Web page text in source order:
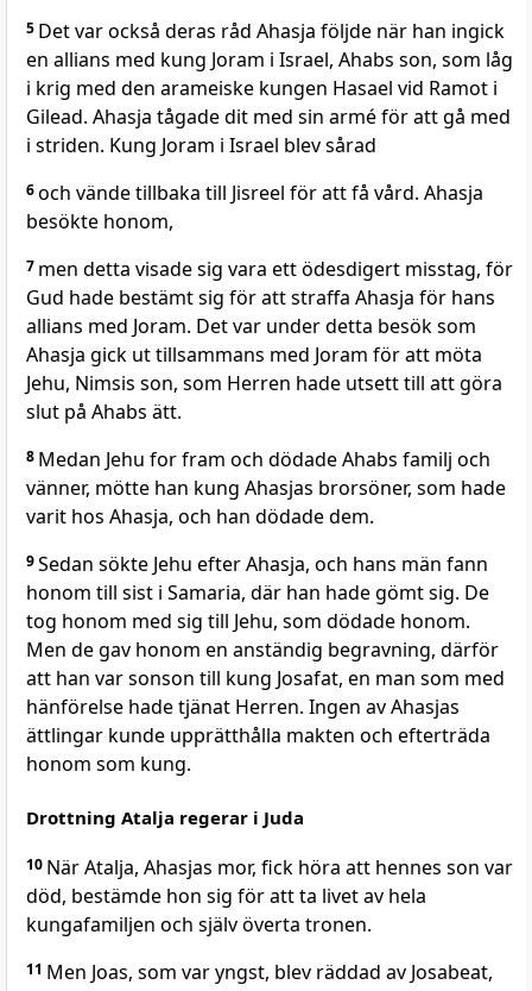
5 Det var också deras råd Ahasja följde när han ingick
en allians med kung Joram i Israel, Ahabs son, som låg
i krig med den arameiske kungen Hasael vid Ramot i
Gilead. Ahasja tågade dit med sin armé för att gå med
i striden. Kung Joram i Israel blev sårad
6och vände tillbaka till Jisreel för att få vård. Ahasja
besökte honom,
7 men detta visade sig vara ett ödesdigert misstag, för
Gud hade bestämt sig för att straffa Ahasja för hans
allians med Joram. Det var under detta besök som
Ahasja gick ut tillsammans med Joram för att möta
Jehu, Nimsis son, som Herren hade utsett till att göra
slut på Ahabs ätt.
8 Medan Jehu for fram och dödade Ahabs familj och
vänner, mötte han kung Ahasjas brorsöner, som hade
varit hos Ahasja, och han dödade dem.
9Sedan sökte Jehu efter Ahasja, och hans män fann
honom till sist i Samaria, där han hade gömt sig. De
tog honom med sig till Jehu, som dödade honom.
Men de gav honom en anständig begravning, därför
att han var sonson till kung Josafat, en man som med
hänförelse hade tjänat Herren. Ingen av Ahasjas
ättlingar kunde upprätthålla makten och efterträda
honom som kung.
Drottning Atalja regerar i Juda
10 När Atalja, Ahasjas mor, fick höra att hennes son var
död, bestämde hon sig för att ta livet av hela
kungafamiljen och själv överta tronen.
11 Men Joas, som var yngst, blev räddad av Josabeat,